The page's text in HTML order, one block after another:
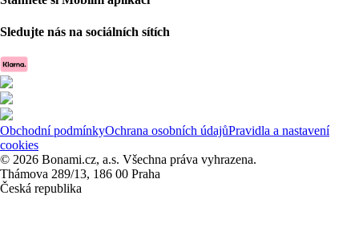
Sledujte nás na sociálních sítích
Obchodní podmínkyOchrana osobních údajůPravidla a nastavení
cookies
© 2026 Bonami.cz, a.s. Všechna práva vyhrazena.
Thámova 289/13, 186 00 Praha
Česká republika